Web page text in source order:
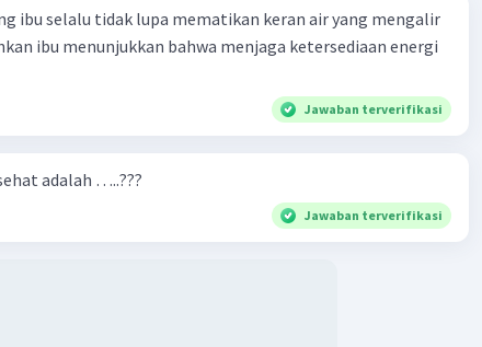
ibu selalu tidak lupa mematikan keran air yang mengalir
ibu menunjukkan bahwa menjaga ketersediaan energi
Jawaban terverifikasi
adalah …..???
Jawaban terverifikasi